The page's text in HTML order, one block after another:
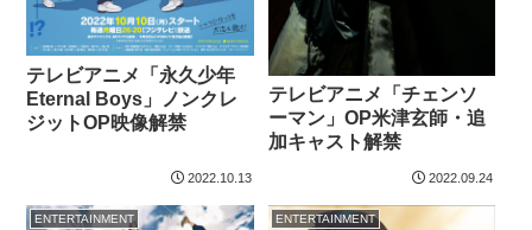
テレビアニメ「永久少年
Eternal Boys」ノンクレ
ジットOP映像解禁
2022.10.13
テレビアニメ「チェンソ
ーマン」OP米津玄師・追
加キャスト解禁
2022.09.24
ENTERTAINMENT ENTERTAINMENT